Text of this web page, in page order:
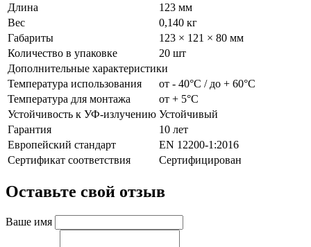
Длина
123 мм
Вес
0,140 кг
Габариты
123 × 121 × 80 мм
Количество в упаковке
20 шт
Дополнительные характеристики
Температура использования
от - 40°С / до + 60°С
Температура для монтажа
от + 5°С
Устойчивость к УФ-излучению Устойчивый
Гарантия
10 лет
Европейский стандарт
EN 12200-1:2016
Сертификат соответствия
Сертифицирован
Оставьте свой отзыв
Ваше имя